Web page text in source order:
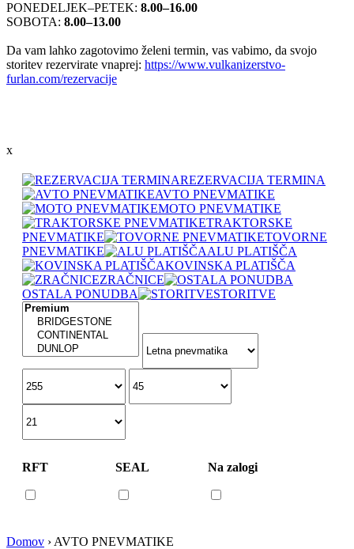
PONEDELJEK–PETEK: 8.00–16.00
SOBOTA: 8.00–13.00
Da vam lahko zagotovimo želeni termin, vas vabimo, da svojo
storitev rezervirate vnaprej: https://www.vulkanizerstvo-
furlan.com/rezervacije
x
REZERVACIJA TERMINA
AVTO PNEVMATIKE
MOTO PNEVMATIKE
TRAKTORSKE
PNEVMATIKE
TOVORNE
PNEVMATIKE
ALU PLATIŠČA
KOVINSKA PLATIŠČA
ZRAČNICE
OSTALA PONUDBA
STORITVE
RFT SEAL Na zalogi
Domov › AVTO PNEVMATIKE